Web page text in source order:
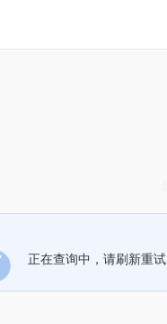
正在查询中，请刷新重试